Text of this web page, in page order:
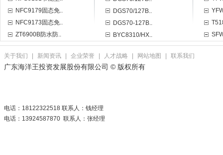
NFC9179固态免..
NFC9173固态免..
ZT6900B防水防..
DGS70/127B..
DGS70-127B..
BYC8310/HX..
关于我们 新闻资讯 企业荣誉 人才战略 网站地图 联系我们
广东海洋王投资发展股份有限公司 © 版权所有
电话：18122322518 联系人：钱经理
电话：13924587870 联系人：张经理